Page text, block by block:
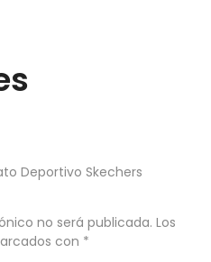
Deportivo Skechers
no será publicada. Los
con *